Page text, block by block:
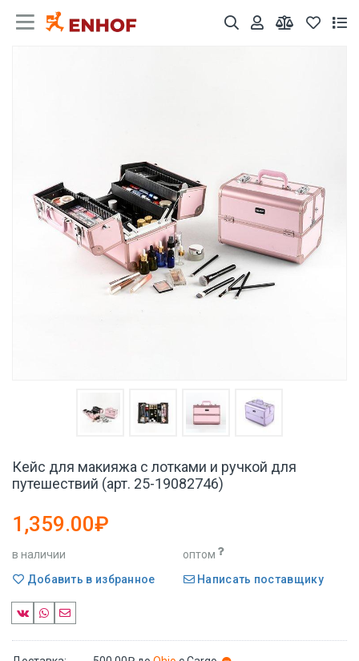
Кейс для макияжа с лотками и ручкой для
путешествий (арт. 25-19082746)
1,359.00₽
в наличии
оптом
Добавить в избранное
Написать поставщику